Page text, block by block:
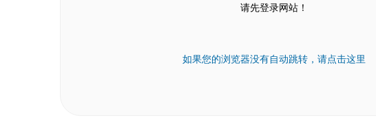
请先登录网站！
如果您的浏览器没有自动跳转，请点击这里